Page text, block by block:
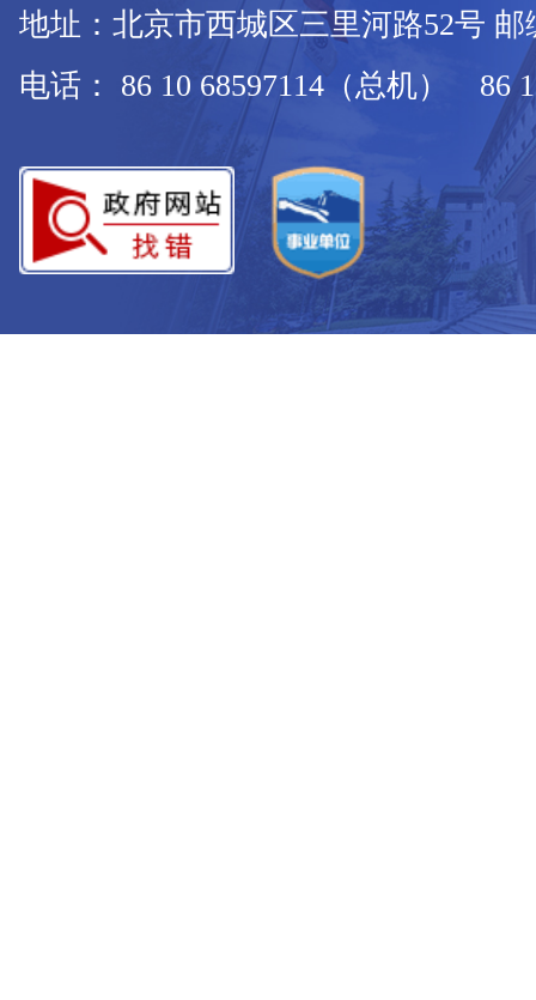
地址：北京市西城区三里河路52号 邮
电话： 86 10 68597114（总机） 86